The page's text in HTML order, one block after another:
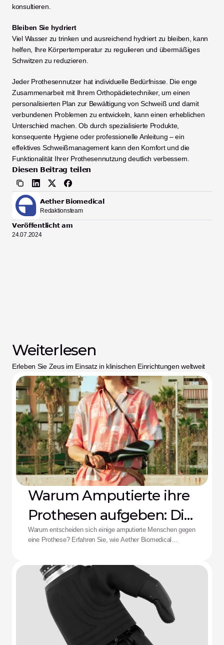
konsultieren.
Bleiben Sie hydriert
Viel Wasser zu trinken und ausreichend hydriert zu bleiben, kann
helfen, Ihre Körpertemperatur zu regulieren und übermäßiges
Schwitzen zu reduzieren.
Jeder Prothesennutzer hat individuelle Bedürfnisse. Die enge
Zusammenarbeit mit Ihrem Orthopädietechniker, um einen
personalisierten Plan zur Bewältigung von Schweiß und damit
verbundenen Problemen zu entwickeln, kann einen erheblichen
Unterschied machen. Ob durch spezialisierte Produkte,
konsequente Hygiene oder professionelle Anleitung – ein
effektives Schweißmanagement kann den Komfort und die
Funktionalität Ihrer Prothesennutzung deutlich verbessern.
Diesen Beitrag teilen
Aether Biomedical
Redaktionsteam
Veröffentlicht am
24.07.2024
Weiterlesen
Erleben Sie Zeus im Einsatz in klinischen Einrichtungen weltweit
Warum Amputierte ihre
Prothesen aufgeben: Die
Aether-Lösung
Warum entscheiden sich einige amputierte Menschen gegen
eine Prothese? Erfahren Sie, wie Aether Biomedical